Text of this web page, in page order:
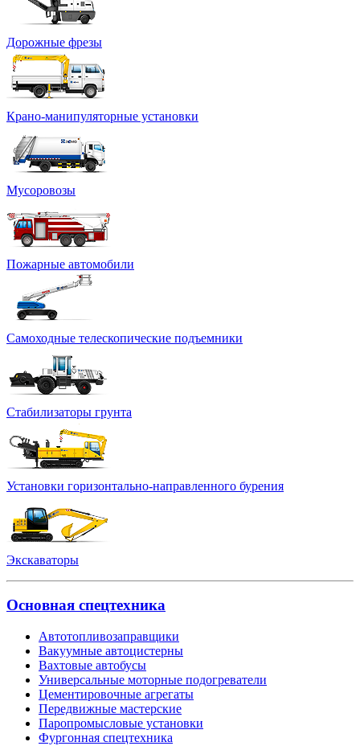
Дорожные фрезы
Крано-манипуляторные установки
Мусоровозы
Пожарные автомобили
Самоходные телескопические подъемники
Стабилизаторы грунта
Установки горизонтально-направленного бурения
Экскаваторы
Основная спецтехника
Автотопливозаправщики
Вакуумные автоцистерны
Вахтовые автобусы
Универсальные моторные подогреватели
Цементировочные агрегаты
Передвижные мастерские
Паропромысловые установки
Фургонная спецтехника